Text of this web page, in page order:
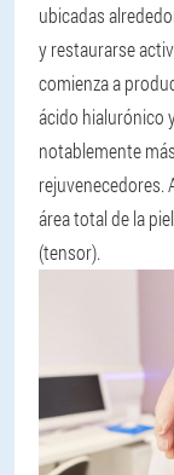
ubicadas
y restaurarse
comienza a
ácido hialurónico
notablemente
rejuvenecedores.
área total de la
(tensor).